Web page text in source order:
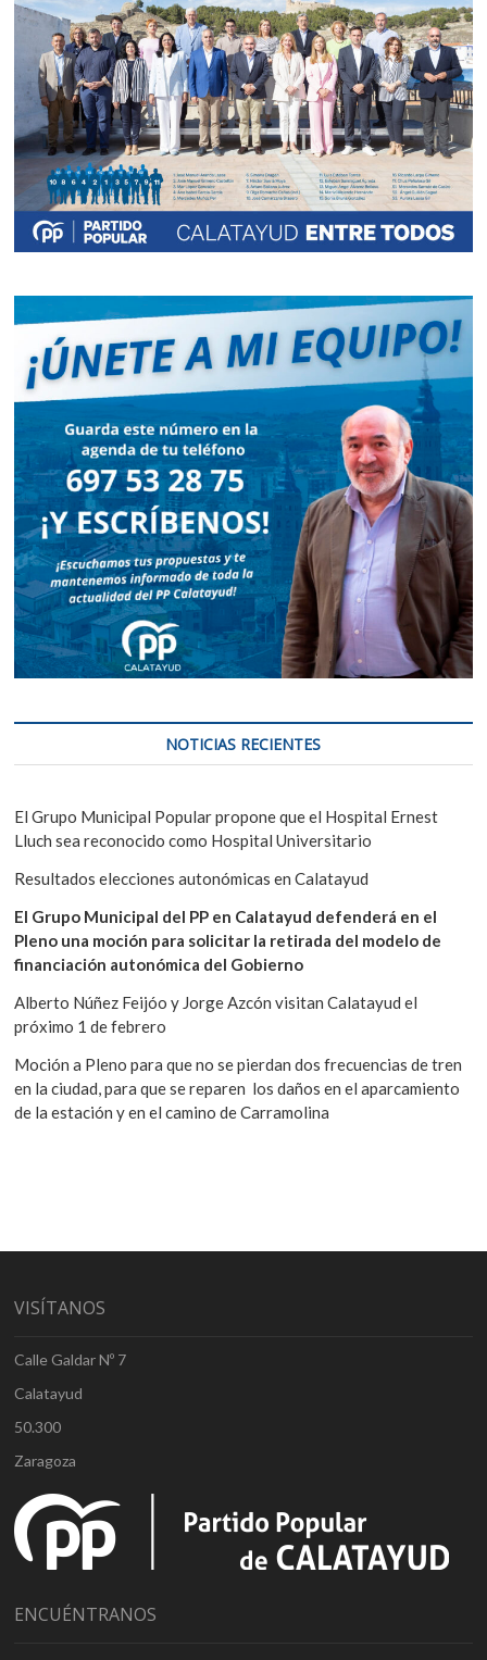
NOTICIAS RECIENTES
El Grupo Municipal Popular propone que el Hospital Ernest
Lluch sea reconocido como Hospital Universitario
Resultados elecciones autonómicas en Calatayud
El Grupo Municipal del PP en Calatayud defenderá en el
Pleno una moción para solicitar la retirada del modelo de
financiación autonómica del Gobierno
Alberto Núñez Feijóo y Jorge Azcón visitan Calatayud el
próximo 1 de febrero
Moción a Pleno para que no se pierdan dos frecuencias de tren
en la ciudad, para que se reparen los daños en el aparcamiento
de la estación y en el camino de Carramolina
VISÍTANOS
Calle Galdar Nº 7
Calatayud
50.300
Zaragoza
ENCUÉNTRANOS